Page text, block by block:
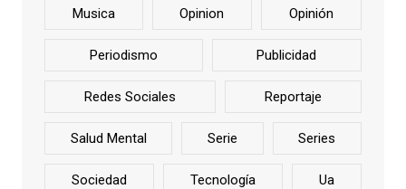
Musica Opinion Opinión
Periodismo Publicidad
Redes Sociales Reportaje
Salud Mental Serie Series
Sociedad Tecnología Ua